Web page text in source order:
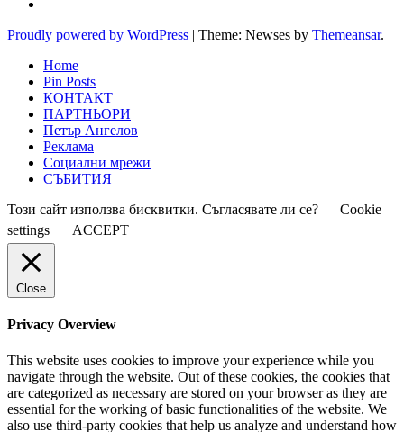
Proudly powered by WordPress | Theme: Newses by Themeansar.
Home
Pin Posts
КОНТАКТ
ПАРТНЬОРИ
Петър Ангелов
Реклама
Социални мрежи
СЪБИТИЯ
Този сайт използва бисквитки. Съгласявате ли се?
Cookie
settings
ACCEPT
Close
Privacy Overview
This website uses cookies to improve your experience while you
navigate through the website. Out of these cookies, the cookies that
are categorized as necessary are stored on your browser as they are
essential for the working of basic functionalities of the website. We
also use third-party cookies that help us analyze and understand how